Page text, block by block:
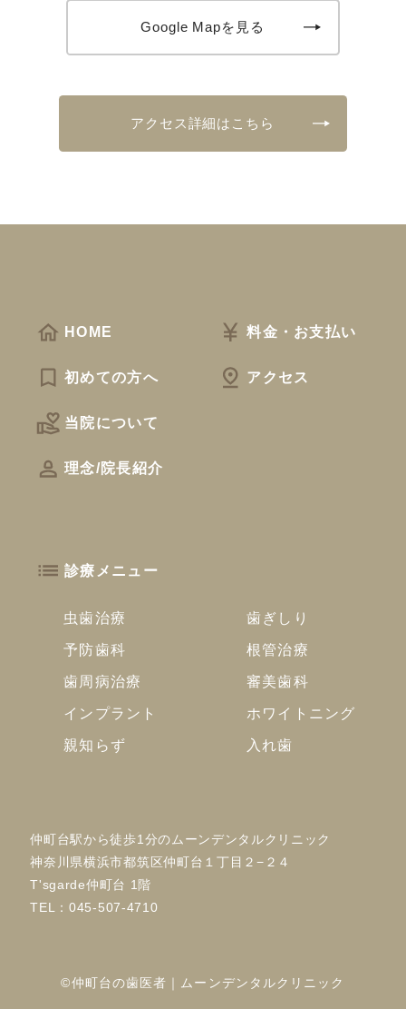
Google Mapを見る
アクセス詳細はこちら
HOME
初めての方へ
当院について
理念/院長紹介
料金・お支払い
アクセス
診療メニュー
虫歯治療
歯ぎしり
予防歯科
根管治療
歯周病治療
審美歯科
インプラント
ホワイトニング
親知らず
入れ歯
仲町台駅から徒歩1分のムーンデンタルクリニック
神奈川県横浜市都筑区仲町台１丁目２−２４
T'sgarde仲町台 1階
TEL：045-507-4710
©仲町台の歯医者｜ムーンデンタルクリニック